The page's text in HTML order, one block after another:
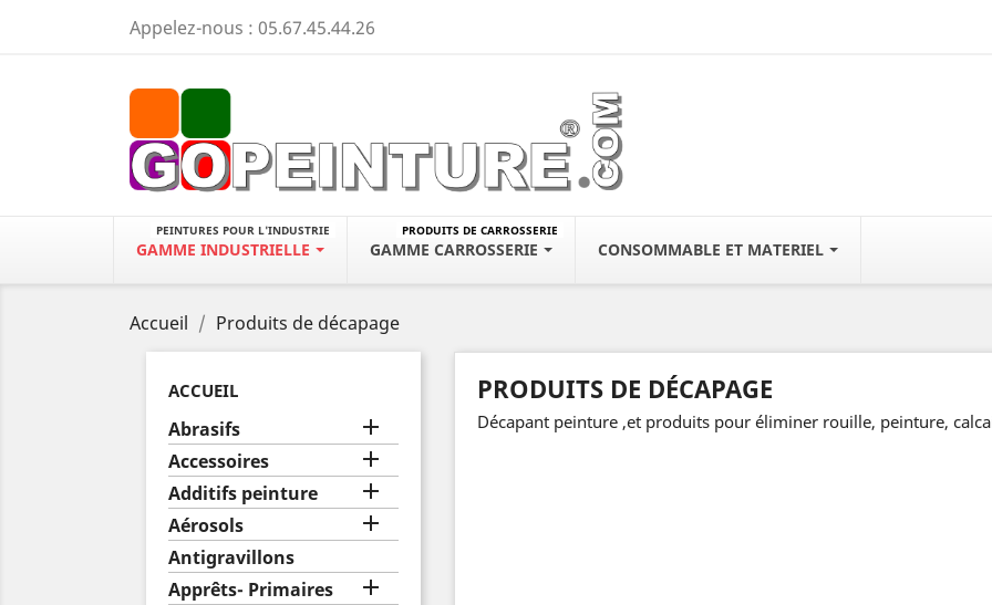
Appelez-nous : 05.67.45.44.26
GAMME INDUSTRIELLE
PEINTURES POUR L'INDUSTRIE
GAMME CARROSSERIE
PRODUITS DE CARROSSERIE
CONSOMMABLE ET MATERIEL
Accueil Produits de décapage
ACCUEIL
Abrasifs 
Accessoires 
Additifs peinture 
Aérosols 
Antigravillons
Apprêts- Primaires

PRODUITS DE DÉCAPAGE
Décapant peinture ,et produits pour éliminer rouille, peinture,